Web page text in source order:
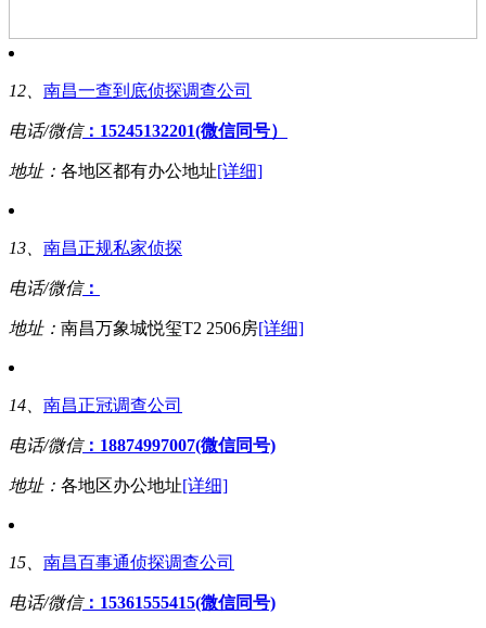
12、 南昌一查到底侦探调查公司
电话/微信：15245132201(微信同号）
地址： 各地区都有办公地址[详细]
13、 南昌正规私家侦探
电话/微信：
地址： 南昌万象城悦玺T2 2506房[详细]
14、 南昌正冠调查公司
电话/微信：18874997007(微信同号)
地址： 各地区办公地址[详细]
15、 南昌百事通侦探调查公司
电话/微信：15361555415(微信同号)